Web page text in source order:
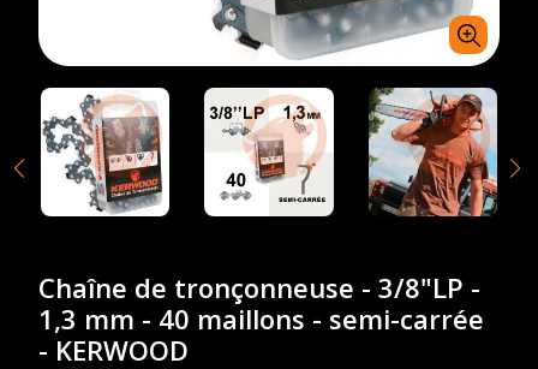
Chaîne de tronçonneuse - 3/8"LP -
1,3 mm - 40 maillons - semi-carrée
- KERWOOD